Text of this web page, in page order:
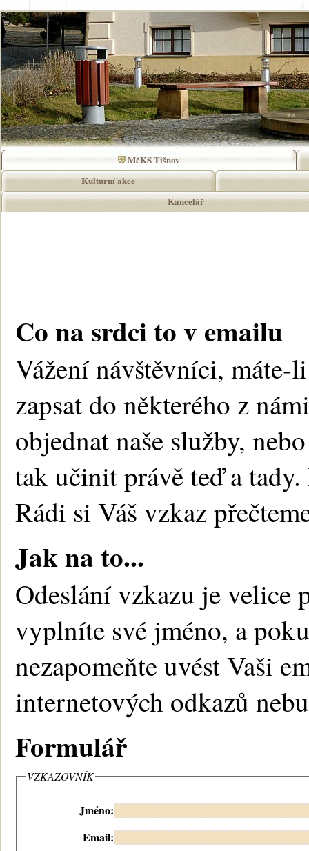
MěKS Tišnov
Kulturní akce
Kancelář
Co na srdci to v emailu
Vážení návštěvníci, máte-
zapsat do některého z
objednat naše služby,
tak učinit právě teď a
Rádi si Váš vzkaz
Jak na to...
Odeslání vzkazu je velice
vyplníte své jméno, a
nezapomeňte uvést Vaši
internetových odkazů
Formulář
VZKAZOVNÍK
Jméno:
Email: